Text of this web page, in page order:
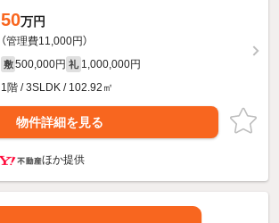
50万円
（管理費11,000円）
敷 500,000円 礼 1,000,000円
1階 / 3SLDK / 102.92㎡
物件詳細を見る
ほか提供